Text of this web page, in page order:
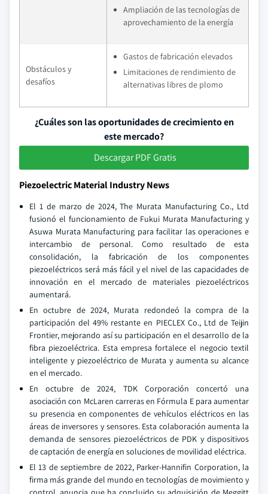
Ampliación de las tecnologías de
aprovechamiento de la energía
Obstáculos y
desafíos
Gastos de fabricación elevados
Limitaciones de rendimiento de
alternativas libres de plomo
¿Cuáles son las oportunidades de crecimiento en
este mercado?
Descargar PDF Gratis
Piezoelectric Material Industry News
El 1 de marzo de 2024, The Murata Manufacturing Co., Ltd
fusionó el funcionamiento de Fukui Murata Manufacturing y
Asuwa Murata Manufacturing para facilitar las operaciones e
intercambio de personal. Como resultado de esta
consolidación, la fabricación de los componentes
piezoeléctricos será más fácil y el nivel de las capacidades de
innovación en el mercado de materiales piezoeléctricos
aumentará.
En octubre de 2024, Murata redondeó la compra de la
participación del 49% restante en PIECLEX Co., Ltd de Teijin
Frontier, mejorando así su participación en el desarrollo de la
fibra piezoeléctrica. Esta empresa fortalece el negocio textil
inteligente y piezoeléctrico de Murata y aumenta su alcance
en el mercado.
En octubre de 2024, TDK Corporación concertó una
asociación con McLaren carreras en Fórmula E para aumentar
su presencia en componentes de vehículos eléctricos en las
áreas de inversores y sensores. Esta colaboración aumenta la
demanda de sensores piezoeléctricos de PDK y dispositivos
de captación de energía en soluciones de movilidad eléctrica.
El 13 de septiembre de 2022, Parker-Hannifin Corporation, la
firma más grande del mundo en tecnologías de movimiento y